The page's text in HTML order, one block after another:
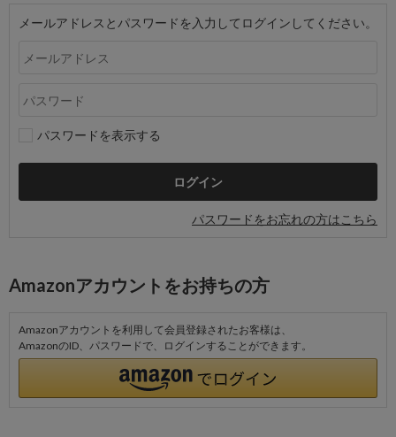
メールアドレスとパスワードを入力してログインしてください。
パスワードを表示する
パスワードをお忘れの方はこちら
Amazonアカウントをお持ちの方
Amazonアカウントを利用して会員登録されたお客様は、
AmazonのID、パスワードで、ログインすることができます。